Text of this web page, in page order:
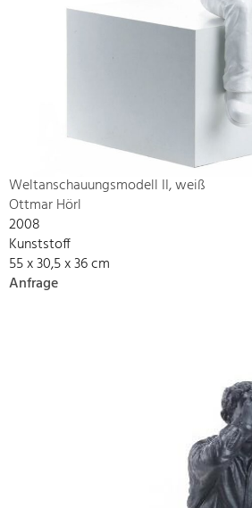
Weltanschauungsmodell II, weiß
Ottmar Hörl
2008
Kunststoff
55 x 30,5 x 36 cm
Anfrage